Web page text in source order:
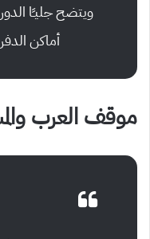
ويتضح جليـًا
أماكن
موقف العرب